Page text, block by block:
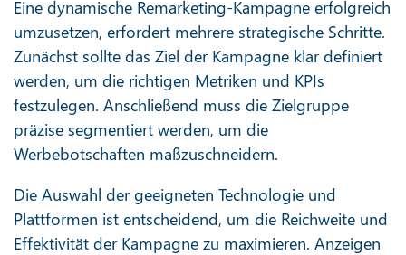
Eine dynamische Remarketing-Kampagne erfolgreich
umzusetzen, erfordert mehrere strategische Schritte.
Zunächst sollte das Ziel der Kampagne klar definiert
werden, um die richtigen Metriken und KPIs
festzulegen. Anschließend muss die Zielgruppe
präzise segmentiert werden, um die
Werbebotschaften maßzuschneidern.
Die Auswahl der geeigneten Technologie und
Plattformen ist entscheidend, um die Reichweite und
Effektivität der Kampagne zu maximieren. Anzeigen